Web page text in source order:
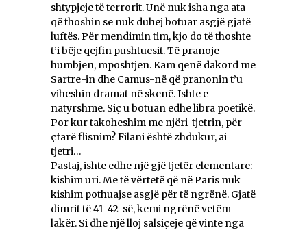
shtypjeje të terrorit. Unë nuk isha nga ata
që thoshin se nuk duhej botuar asgjë gjatë
luftës. Për mendimin tim, kjo do të thoshte
t’i bëje qejfin pushtuesit. Të pranoje
humbjen, mposhtjen. Kam qenë dakord me
Sartre-in dhe Camus-në që pranonin t’u
viheshin dramat në skenë. Ishte e
natyrshme. Siç u botuan edhe libra poetikë.
Por kur takoheshim me njëri-tjetrin, për
çfarë flisnim? Filani është zhdukur, ai
tjetri…
Pastaj, ishte edhe një gjë tjetër elementare:
kishim uri. Me të vërtetë që në Paris nuk
kishim pothuajse asgjë për të ngrënë. Gjatë
dimrit të 41-42-së, kemi ngrënë vetëm
lakër. Si dhe një lloj salsiçeje që vinte nga